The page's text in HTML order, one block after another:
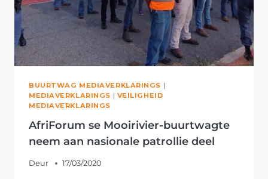
BUURTWAG MEDIAVERKLARINGS |
MEDIAVERKLARINGS | VEILIGHEID
MEDIAVERKLARINGS
AfriForum se Mooirivier-buurtwagte
neem aan nasionale patrollie deel
Deur 17/03/2020